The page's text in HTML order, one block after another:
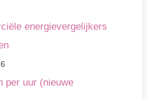
energievergelijkers
per uur (nieuwe